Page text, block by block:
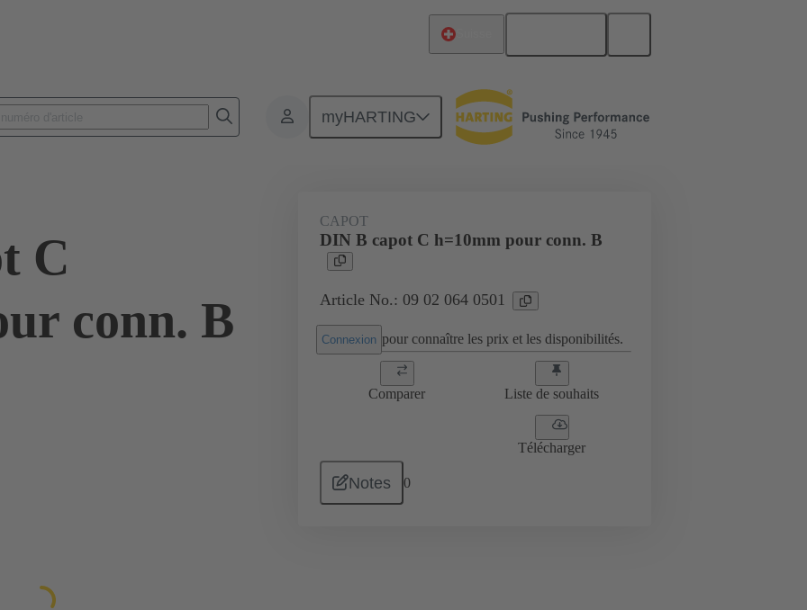
myHARTING
Connecteurs de puissance et signal Produits 09 02 064 0501
C
conn. B
CAPOT
DIN B capot C h=10mm pour conn. B
Article No.: 09 02 064 0501
Connexion pour connaître les prix et les disponibilités.
Comparer Liste de souhaits
Télécharger
Notes 0